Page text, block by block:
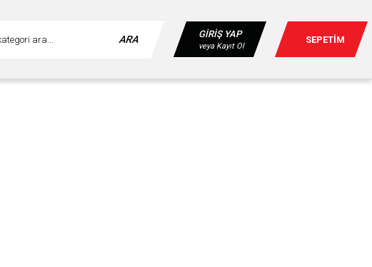
ARA GİRİŞ YAP
veya Kayıt Ol
SEPETİM